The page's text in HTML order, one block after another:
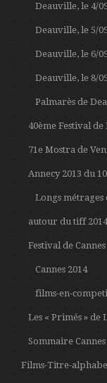
Deauville, le 4/
Deauville, le 5/
Deauville, le 6/
Deauville, le 8/
Palmarès de
40ème Festival
71e Mostra de
Annecy 2013 du
Longs
autour du tiff 2014
Festival de Cannes
Cannes 2014
films-en-
Les « Primés » de
Sommaire Cannes
Films-Titre-